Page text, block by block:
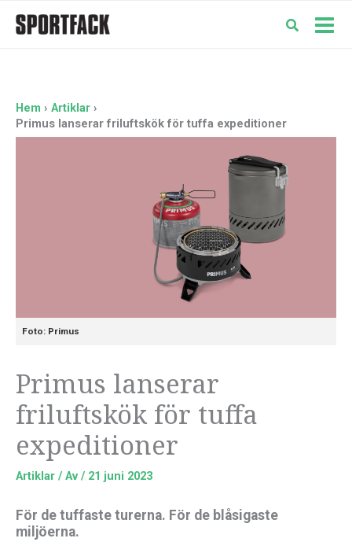
Hem
Artiklar
Primus lanserar friluftskök för tuffa expeditioner
Foto: Primus
Primus lanserar
friluftskök för tuffa
expeditioner
Artiklar / Av / 21 juni 2023
För de tuffaste turerna. För de blåsigaste
miljöerna.